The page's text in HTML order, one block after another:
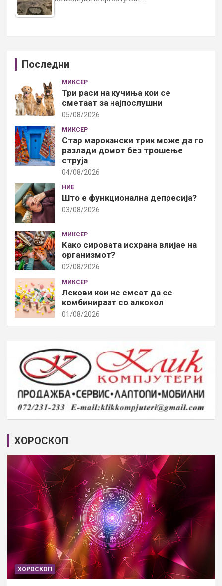
Последни
МИКСЕР
Три раси на кучиња кои се
сметаат за најпослушни
05/08/2026
МИКСЕР
Стар марокански трик може да го
разлади домот без трошење
струја
04/08/2026
НИЕ
Што е функционална депресија?
03/08/2026
МИКСЕР
Како сировата исхрана влијае на
организмот?
02/08/2026
МИКСЕР
Лекови кои не смеат да се
комбинираат со алкохол
01/08/2026
ХОРОСКОП
ХОРОСКОП